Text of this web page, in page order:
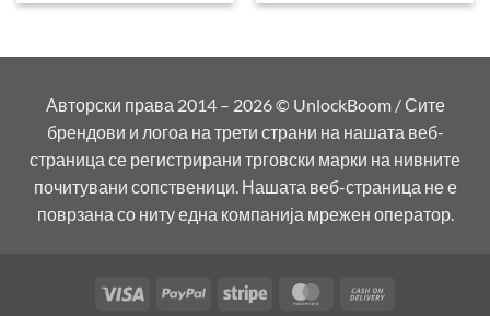
Авторски права 2014 – 2026 © UnlockBoom / Сите
брендови и логоа на трети страни на нашата веб-
страница се регистрирани трговски марки на нивните
почитувани сопственици. Нашата веб-страница не е
поврзана со ниту една компанија мрежен оператор.
Visa PayPal Stripe MasterCard